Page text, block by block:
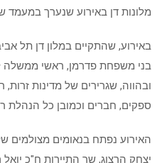
מלונות דן באירוע שנערך במעמד
בני משפחת פדרמן, ראשי ממשלה
ובהווה, שגרירים של מדינות
ספקים, חברים וכמובן כל הנהלת
האירוע נפתח בנאומים מצולמים
יצחק הרצוג, שר התיירות ח"כ יואל